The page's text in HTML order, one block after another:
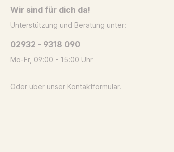
Wir sind für dich da!
Unterstützung und Beratung unter:
02932 - 9318 090
Mo-Fr, 09:00 - 15:00 Uhr
Oder über unser Kontaktformular.